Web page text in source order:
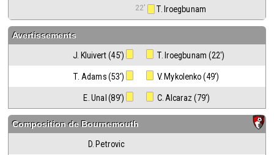
22' T. Iroegbunam
Avertissements
J. Kluivert (45') T. Iroegbunam (22')
T. Adams (53') V. Mykolenko (49')
E. Unal (89') C. Alcaraz (79')
Composition de Bournemouth
D. Petrovic